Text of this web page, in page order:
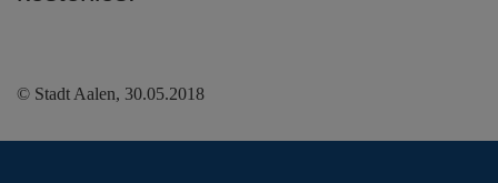
© Stadt Aalen, 30.05.2018